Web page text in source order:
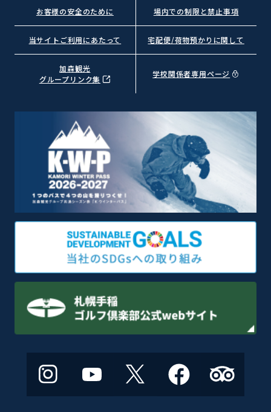
お客様の安全のために 場内での制限と禁止事項
当サイトご利用にあたって 宅配便/荷物預かりに関して
加森観光
グループリンク集
学校関係者専用ページ